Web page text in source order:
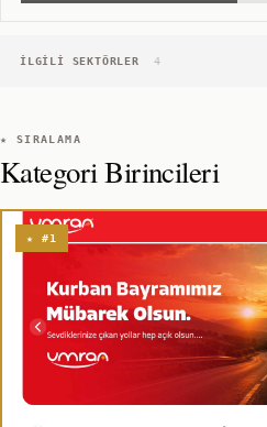
İLGILI SEKTÖRLER 4
★ SIRALAMA
Kategori Birincileri
★ #1